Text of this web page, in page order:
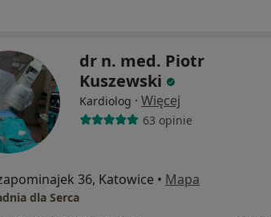
dr n. med. Piotr
Kuszewski
Kardiolog · Więcej
63 opinie
36, Katowice • Mapa
dla Serca